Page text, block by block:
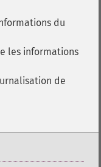
du
les informations
de